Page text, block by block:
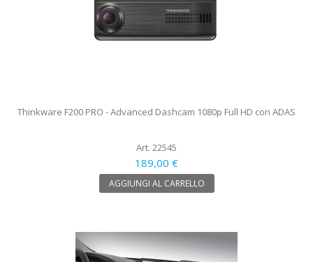
Thinkware F200 PRO - Advanced Dashcam 1080p Full HD con ADAS
Art. 22545
189,00 €
AGGIUNGI AL CARRELLO